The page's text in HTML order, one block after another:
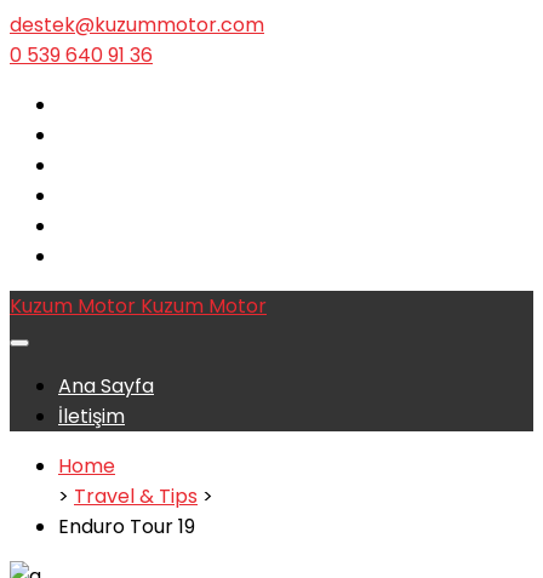
destek@kuzummotor.com
0 539 640 91 36
Kuzum Motor Kuzum Motor
Ana Sayfa
İletişim
Home
> Travel & Tips >
Enduro Tour 19